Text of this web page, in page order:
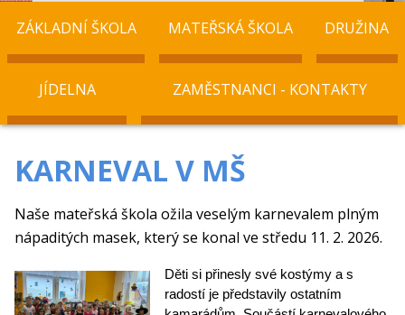
ZÁKLADNÍ ŠKOLA MATEŘSKÁ ŠKOLA DRUŽINA
JÍDELNA ZAMĚSTNANCI - KONTAKTY
KARNEVAL V MŠ
Naše mateřská škola ožila veselým karnevalem plným
nápaditých masek, který se konal ve středu 11. 2. 2026.
Děti si přinesly své kostýmy a s
radostí je představily ostatním